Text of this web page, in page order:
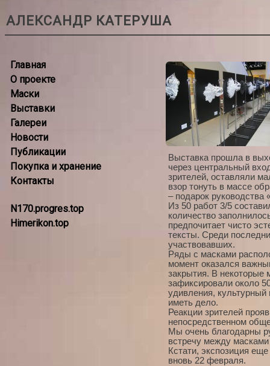
АЛЕКСАНДР КАТЕРУША
Главная
О проекте
Маски
Выставки
Галереи
Новости
Публикации
Покупка и хранение
Контакты
N170.progres.top
Himerikon.top
Выставка прошла в
через центральный
зрителей, оставляли
взор тонуть в массе
– подарок руководства
Из 50 работ 3/5
количество
предпочитает чисто
тексты. Среди
участвовавших.
Ряды с масками
момент оказался
закрытия. В
зафиксировали около
удивления,
иметь дело.
Реакции зрителей
непосредственном
Мы очень благодарны
встречу между
Кстати, экспозиция
вновь 22 февраля.